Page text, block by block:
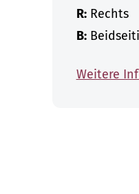
R:Rechts
B:
Weitere